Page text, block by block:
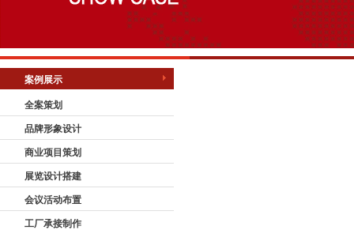
案例展示
全案策划
品牌形象设计
商业项目策划
展览设计搭建
会议活动布置
工厂承接制作